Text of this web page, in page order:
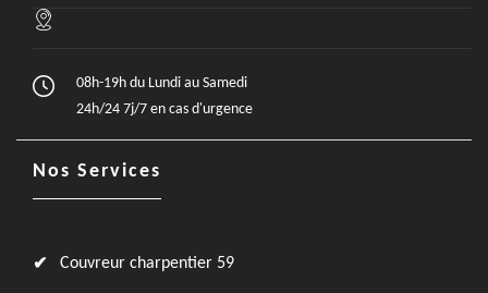
08h-19h du Lundi au Samedi
24h/24 7j/7 en cas d'urgence
Nos Services
Couvreur charpentier 59